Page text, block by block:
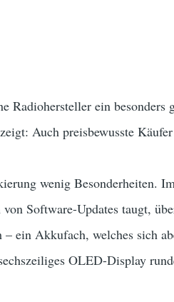
Radiohersteller ein
Auch preisbewusste
wenig Besonderheiten.
Software-Updates taugt,
ein Akkufach, welches sich
OLED-Display